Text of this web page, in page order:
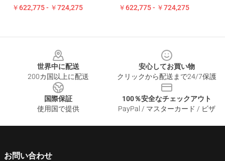
￥622,775 - ￥724,275 ￥622,775 - ￥724,275
世界中に配送
200カ国以上に配送
安心してお買い物
クリックから配送まで24/7保護
国際保証
使用国で提供
100％安全なチェックアウト
PayPal / マスターカード / ビザ
お問い合わせ